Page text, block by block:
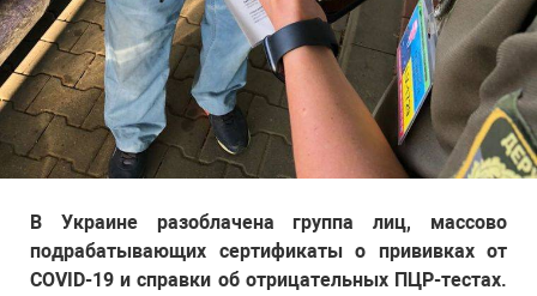
В Украине разоблачена группа лиц, массово
подрабатывающих сертификаты о прививках от
COVID-19 и справки об отрицательных ПЦР-тестах.